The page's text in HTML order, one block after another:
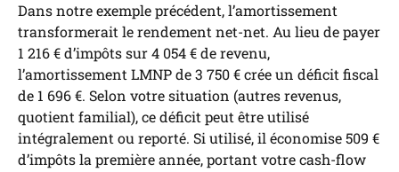
Dans notre exemple précédent, l’amortissement
transformerait le rendement net-net. Au lieu de payer
1 216 € d’impôts sur 4 054 € de revenu,
l’amortissement LMNP de 3 750 € crée un déficit fiscal
de 1 696 €. Selon votre situation (autres revenus,
quotient familial), ce déficit peut être utilisé
intégralement ou reporté. Si utilisé, il économise 509 €
d’impôts la première année, portant votre cash-flow